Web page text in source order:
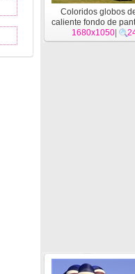
Coloridos globos
caliente fondo de
#13
1680x1050